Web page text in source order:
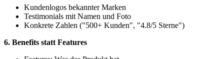
Kundenlogos bekannter Marken
Testimonials mit Namen und Foto
Konkrete Zahlen ("500+ Kunden", "4.8/5 Sterne")
6. Benefits statt Features